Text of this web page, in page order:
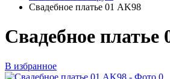
Свадебное платье 01 AK98
Свадебное платье
В избранное